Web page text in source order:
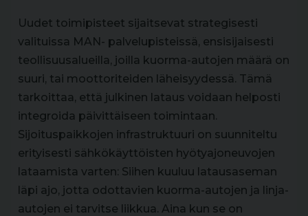
Uudet toimipisteet sijaitsevat strategisesti
valituissa MAN- palvelupisteissä, ensisijaisesti
teollisuusalueilla, joilla kuorma-autojen määrä on
suuri, tai moottoriteiden läheisyydessä. Tämä
tarkoittaa, että julkinen lataus voidaan helposti
integroida päivittäiseen toimintaan.
Sijoituspaikkojen infrastruktuuri on suunniteltu
erityisesti sähkökäyttöisten hyötyajoneuvojen
lataamista varten: Siihen kuuluu latausaseman
läpi ajo, jotta odottavien kuorma-autojen ja linja-
autojen ei tarvitse liikkua. Aina kun se on